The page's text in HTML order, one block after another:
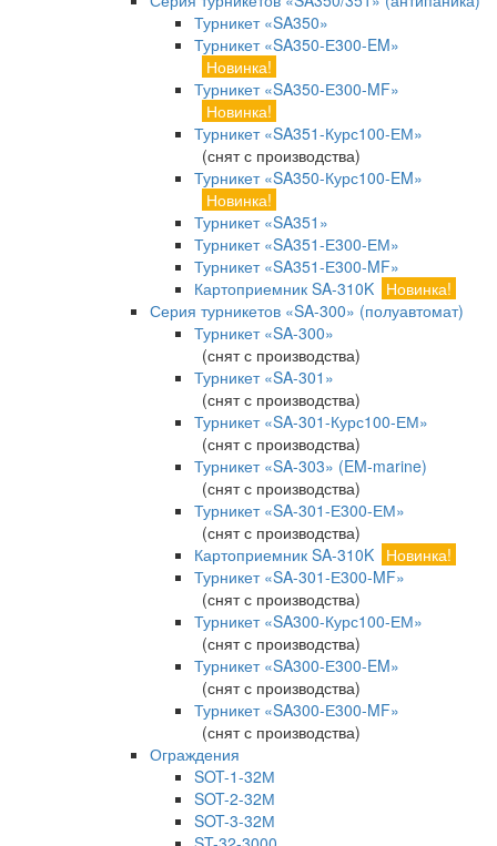
Турникет «SA350»
Турникет «SA350-Е300-EM»
Новинка!
Турникет «SA350-Е300-MF»
Новинка!
Турникет «SA351-Курс100-ЕМ»
(снят с производства)
Турникет «SA350-Курс100-EM»
Новинка!
Турникет «SA351»
Турникет «SA351-Е300-ЕМ»
Турникет «SA351-Е300-MF»
Картоприемник SA-310K Новинка!
Серия турникетов «SA-300» (полуавтомат)
Турникет «SA-300»
(снят с производства)
Турникет «SA-301»
(снят с производства)
Турникет «SA-301-Курс100-ЕМ»
(снят с производства)
Турникет «SA-303» (EM-marine)
(снят с производства)
Турникет «SA-301-Е300-ЕМ»
(снят с производства)
Картоприемник SA-310K Новинка!
Турникет «SA-301-Е300-MF»
(снят с производства)
Турникет «SA300-Курс100-ЕМ»
(снят с производства)
Турникет «SA300-Е300-EM»
(снят с производства)
Турникет «SA300-Е300-MF»
(снят с производства)
Ограждения
SOT-1-32М
SOT-2-32М
SOT-3-32М